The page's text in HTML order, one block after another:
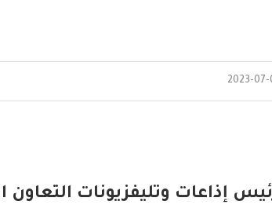
2023-07-
إذاعات وتليفزيونات